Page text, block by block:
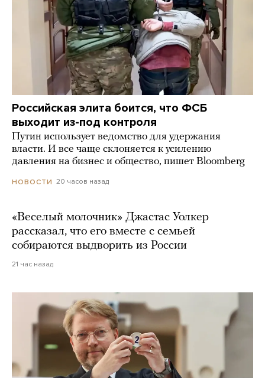
Российская элита боится, что ФСБ
выходит из-под контроля
Путин использует ведомство для удержания
власти. И все чаще склоняется к усилению
давления на бизнес и общество, пишет Bloomberg
НОВОСТИ 20 часов назад
«Веселый молочник» Джастас Уолкер
рассказал, что его вместе с семьей
собираются выдворить из России
21 час назад